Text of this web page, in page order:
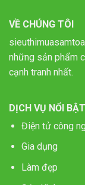
VỀ CHÚNG TÔI
những sản phẩm
cạnh tranh nhất.
DỊCH VỤ NỔI BẬT
Điện tử công
Gia dụng
Làm đẹp